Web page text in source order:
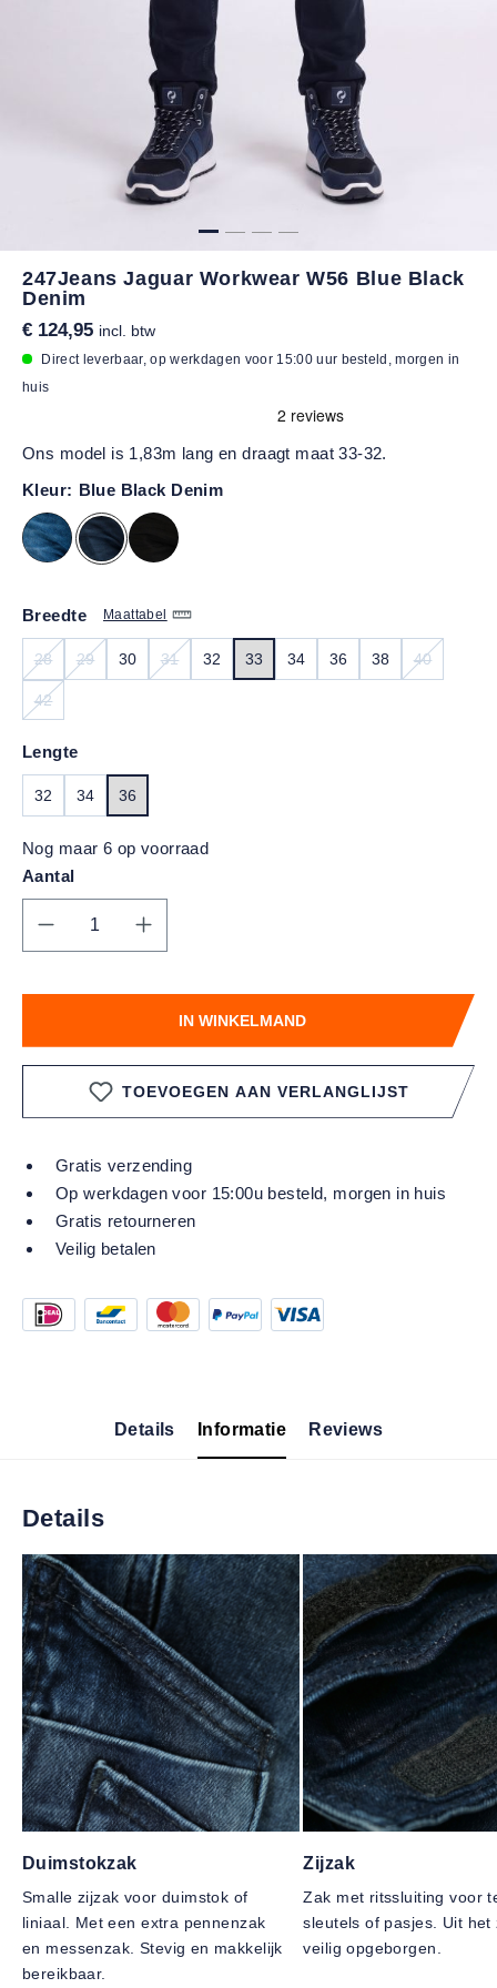
247Jeans Jaguar Workwear W56 Blue Black
Denim
€ 124,95 incl. btw
Direct leverbaar, op werkdagen voor 15:00 uur besteld, morgen in
huis
Ons model is 1,83m lang en draagt maat 33-32.
Kleur: Blue Black Denim
Maattabel
Breedte
28
(DEZE OPTIE IS MOMENTEEL NIET BESCHIKBAAR.)
29
(DEZE OPTIE IS MOMENTEEL NIET BESCHIKBAAR.)
30 31
(DEZE OPTIE IS MOMENTEEL NIET
32 33 34 36 38 40
42
Lengte
32 34 36
Nog maar 6 op voorraad
Aantal
Producthoeveelheid: Voer de gewenste
IN WINKELMAND
TOEVOEGEN AAN VERLANGLIJST
Gratis verzending
Op werkdagen voor 15:00u besteld, morgen in huis
Gratis retourneren
Veilig betalen
Details Informatie Reviews
Details
Duimstokzak
Smalle zijzak voor duimstok of
liniaal. Met een extra pennenzak
en messenzak. Stevig en makkelijk
bereikbaar.
Zijzak
Zak met ritssluiting voor
sleutels of pasjes. Uit het
veilig opgeborgen.